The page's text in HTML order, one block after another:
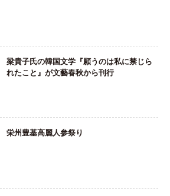
梁貴子氏の韓国文学『願うのは私に禁じら
れたこと』が文藝春秋から刊行
栄州豊基高麗人参祭り